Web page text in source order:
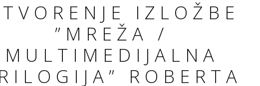
IZLOŽBE
”MREŽA /
MULTIMEDIJALNA
ROBERTA